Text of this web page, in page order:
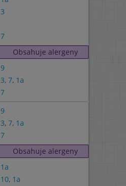
3
7
Obsahuje alergeny
9
3, 7, 1a
7
9
3, 7, 1a
7
Obsahuje alergeny
1a
10, 1a